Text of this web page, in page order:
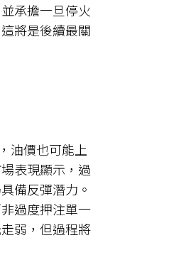
承擔一旦停火
將是後續最關
油價也可能上
表現顯示，過
備反彈潛力。
過度押注單一
弱，但過程將